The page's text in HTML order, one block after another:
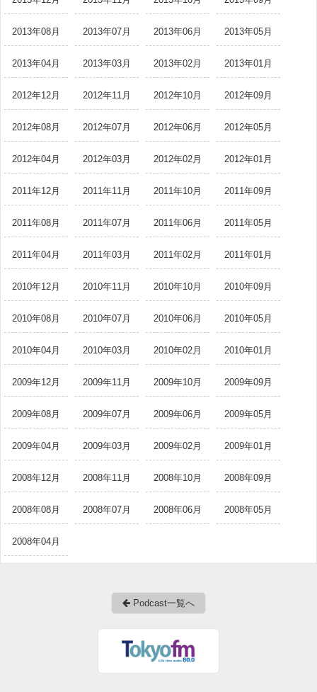
2013年08月 2013年07月 2013年06月 2013年05月
2013年04月 2013年03月 2013年02月 2013年01月
2012年12月 2012年11月 2012年10月 2012年09月
2012年08月 2012年07月 2012年06月 2012年05月
2012年04月 2012年03月 2012年02月 2012年01月
2011年12月 2011年11月 2011年10月 2011年09月
2011年08月 2011年07月 2011年06月 2011年05月
2011年04月 2011年03月 2011年02月 2011年01月
2010年12月 2010年11月 2010年10月 2010年09月
2010年08月 2010年07月 2010年06月 2010年05月
2010年04月 2010年03月 2010年02月 2010年01月
2009年12月 2009年11月 2009年10月 2009年09月
2009年08月 2009年07月 2009年06月 2009年05月
2009年04月 2009年03月 2009年02月 2009年01月
2008年12月 2008年11月 2008年10月 2008年09月
2008年08月 2008年07月 2008年06月 2008年05月
2008年04月
Podcast一覧へ